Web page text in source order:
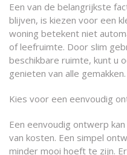
Een van de belangrijkste
blijven, is kiezen voor een
woning betekent niet
of leefruimte. Door slim
beschikbare ruimte, kunt u
genieten van alle gemakken.
Kies voor een eenvoudig
Een eenvoudig ontwerp
van kosten. Een simpel
minder mooi hoeft te zijn.